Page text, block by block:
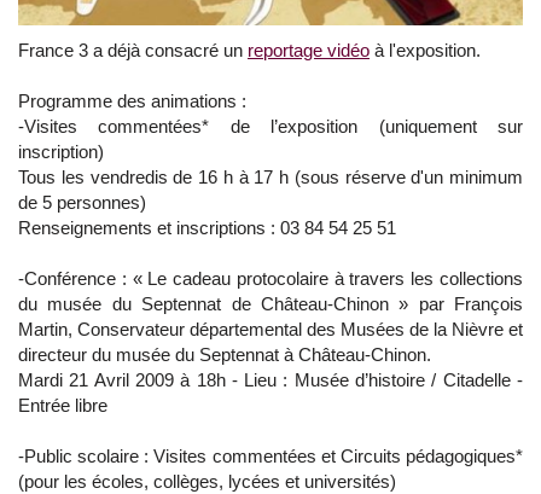
France 3 a déjà consacré un reportage vidéo à l'exposition.
Programme des animations :
-Visites commentées* de l’exposition (uniquement sur
inscription)
Tous les vendredis de 16 h à 17 h (sous réserve d'un minimum
de 5 personnes)
Renseignements et inscriptions : 03 84 54 25 51
-Conférence : « Le cadeau protocolaire à travers les collections
du musée du Septennat de Château-Chinon » par François
Martin, Conservateur départemental des Musées de la Nièvre et
directeur du musée du Septennat à Château-Chinon.
Mardi 21 Avril 2009 à 18h - Lieu : Musée d’histoire / Citadelle -
Entrée libre
-Public scolaire : Visites commentées et Circuits pédagogiques*
(pour les écoles, collèges, lycées et universités)